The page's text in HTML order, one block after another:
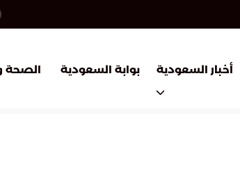
أخبار السعودية بوابة السعودية الصحة